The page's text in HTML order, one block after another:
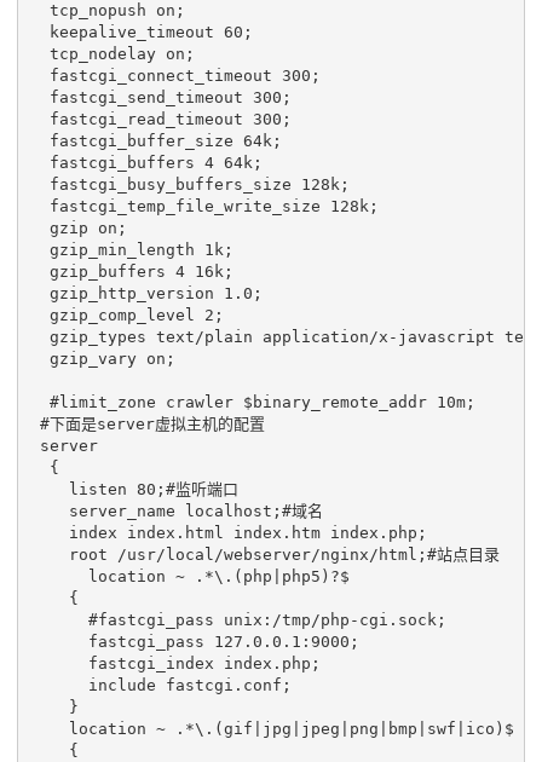
tcp_nopush on;
keepalive_timeout 60;
tcp_nodelay on;
fastcgi_connect_timeout 300;
fastcgi_send_timeout 300;
fastcgi_read_timeout 300;
fastcgi_buffer_size 64k;
fastcgi_buffers 4 64k;
fastcgi_busy_buffers_size 128k;
fastcgi_temp_file_write_size 128k;
gzip on;
gzip_min_length 1k;
gzip_buffers 4 16k;
gzip_http_version 1.0;
gzip_comp_level 2;
gzip_types text/plain application/x-javascript
gzip_vary on;
#limit_zone crawler $binary_remote_addr 10m;
#下面是server虚拟主机的配置
server
{
listen 80;#监听端口
server_name localhost;#域名
index index.html index.htm index.php;
root /usr/local/webserver/nginx/html;#站点目录
location ~ .*\.(php|php5)?$
{
#fastcgi_pass unix:/tmp/php-cgi.sock;
fastcgi_pass 127.0.0.1:9000;
fastcgi_index index.php;
include fastcgi.conf;
}
location ~ .*\.(gif|jpg|jpeg|png|bmp|swf|ico)$
{